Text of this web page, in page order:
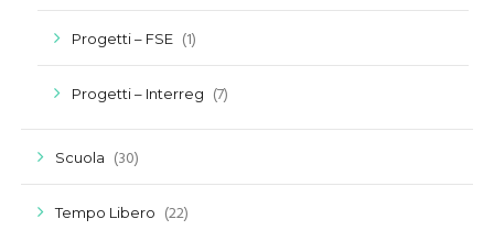
Progetti – FSE (1)
Progetti – Interreg (7)
Scuola (30)
Tempo Libero (22)